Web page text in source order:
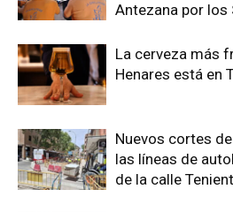
Antezana por los
La cerveza más
Henares está en
Nuevos cortes
las líneas de
de la calle